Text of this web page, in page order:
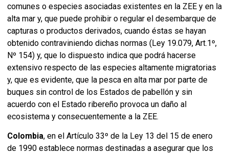
comunes o especies asociadas existentes en la ZEE y en la
alta mar y, que puede prohibir o regular el desembarque de
capturas o productos derivados, cuando éstas se hayan
obtenido contraviniendo dichas normas (Ley 19.079, Art.1º,
Nº 154) y, que lo dispuesto indica que podrá hacerse
extensivo respecto de las especies altamente migratorias
y, que es evidente, que la pesca en alta mar por parte de
buques sin control de los Estados de pabellón y sin
acuerdo con el Estado ribereño provoca un daño al
ecosistema y consecuentemente a la ZEE.
Colombia, en el Artículo 33º de la Ley 13 del 15 de enero
de 1990 establece normas destinadas a asegurar que los